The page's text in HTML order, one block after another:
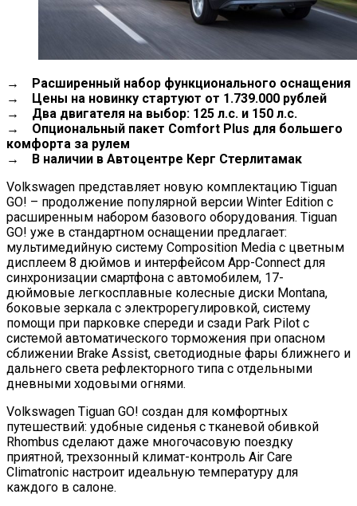
→ Расширенный набор функционального оснащения
→ Цены на новинку стартуют от 1.739.000 рублей
→ Два двигателя на выбор: 125 л.с. и 150 л.с.
→ Опциональный пакет Comfort Plus для большего
комфорта за рулем
→ В наличии в Автоцентре Керг Стерлитамак
Volkswagen представляет новую комплектацию Tiguan
GO! – продолжение популярной версии Winter Edition с
расширенным набором базового оборудования. Tiguan
GO! уже в стандартном оснащении предлагает:
мультимедийную систему Composition Media с цветным
дисплеем 8 дюймов и интерфейсом App-Connect для
синхронизации смартфона с автомобилем, 17-
дюймовые легкосплавные колесные диски Montana,
боковые зеркала с электрорегулировкой, систему
помощи при парковке спереди и сзади Park Pilot с
системой автоматического торможения при опасном
сближении Brake Assist, светодиодные фары ближнего и
дальнего света рефлекторного типа с отдельными
дневными ходовыми огнями.
Volkswagen Tiguan GO! создан для комфортных
путешествий: удобные сиденья с тканевой обивкой
Rhombus сделают даже многочасовую поездку
приятной, трехзонный климат-контроль Air Care
Climatronic настроит идеальную температуру для
каждого в салоне.